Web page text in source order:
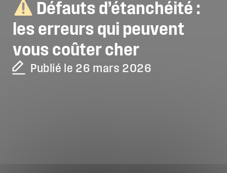
Défauts d’étanchéité :
les erreurs qui peuvent
vous coûtercher
Publié le 26 mars 2026